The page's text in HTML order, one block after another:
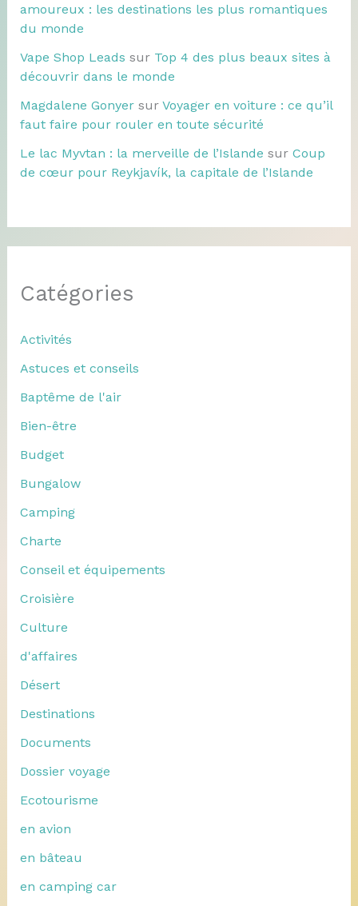
amoureux : les destinations les plus romantiques
du monde
Vape Shop Leads sur Top 4 des plus beaux sites à
découvrir dans le monde
Magdalene Gonyersur Voyager en voiture : ce qu’il
faut faire pour rouler en toute sécurité
Le lac Myvtan : la merveille de l’Islande sur Coup
de cœur pour Reykjavík, la capitale de l’Islande
Catégories
Activités
Astuces et conseils
Baptême de l'air
Bien-être
Budget
Bungalow
Camping
Charte
Conseil et équipements
Croisière
Culture
d'affaires
Désert
Destinations
Documents
Dossier voyage
Ecotourisme
en avion
en bâteau
en camping car